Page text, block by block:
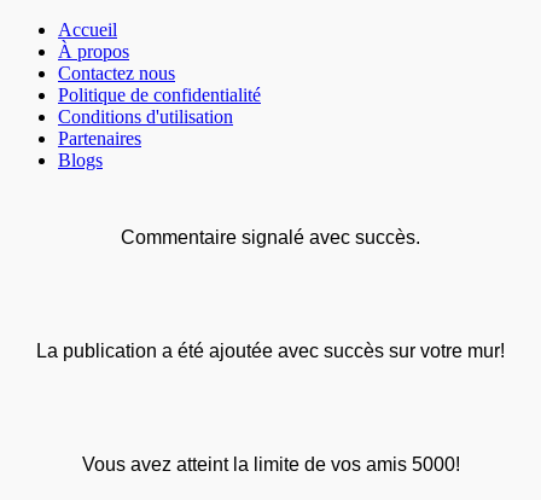
Accueil
À propos
Contactez nous
Politique de confidentialité
Conditions d'utilisation
Partenaires
Blogs
Commentaire signalé avec succès.
La publication a été ajoutée avec succès sur votre mur!
Vous avez atteint la limite de vos amis 5000!